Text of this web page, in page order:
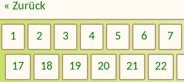
« Zurück
1 2 3 4 5 6 7
17 18 19 20 21 22